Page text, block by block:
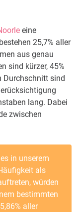
eine
25,7% aller
aus genau
sind kürzer, 45%
Durchschnitt sind
lang. Dabei
zwischen
in unserem
als
würden
bestimmten
aller